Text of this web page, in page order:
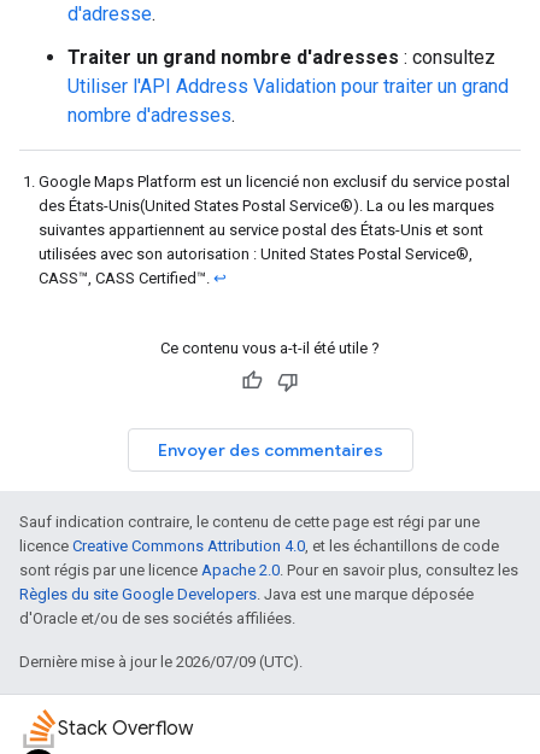
d'adresse.
Traiter un grand nombre d'adresses : consultez
Utiliser l'API Address Validation pour traiter un grand
nombre d'adresses.
Google Maps Platform est un licencié non exclusif du service postal
des États-Unis(United States Postal Service®). La ou les marques
suivantes appartiennent au service postal des États-Unis et sont
utilisées avec son autorisation : United States Postal Service®,
CASS™, CASS Certified™. ↩
Ce contenu vous a-t-il été utile ?
Envoyer des commentaires
Sauf indication contraire, le contenu de cette page est régi par une
licence Creative Commons Attribution 4.0 , et les échantillons de code
sont régis par une licence Apache 2.0 . Pour en savoir plus, consultez les
Règles du site Google Developers . Java est une marque déposée
d'Oracle et/ou de ses sociétés affiliées.
Dernière mise à jour le 2026/07/09 (UTC).
Stack Overflow